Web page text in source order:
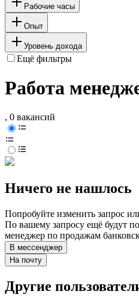
Рабочие часы
Опыт
Уровень дохода
Ещё фильтры
Работа
, 0 вакансий
Ничего не нашлось
Попробуйте изменить запрос
По вашему запросу ещё будут
менеджер по продажам
В мессенджер
На почту
Другие